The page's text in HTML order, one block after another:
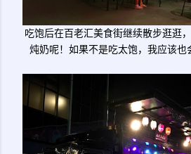
吃饱后在百老汇美食街继续散步逛逛
炖奶呢！如果不是吃太饱，我应该也